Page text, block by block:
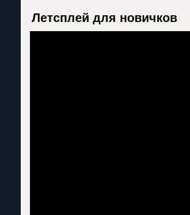
Летсплей для новичков